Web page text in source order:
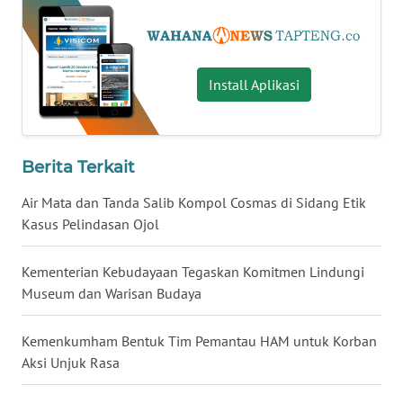
Install Aplikasi
Berita Terkait
Air Mata dan Tanda Salib Kompol Cosmas di Sidang Etik
Kasus Pelindasan Ojol
Kementerian Kebudayaan Tegaskan Komitmen Lindungi
Museum dan Warisan Budaya
Kemenkumham Bentuk Tim Pemantau HAM untuk Korban
Aksi Unjuk Rasa
WN
KALTARA
WN
KALSEL
WN
WN